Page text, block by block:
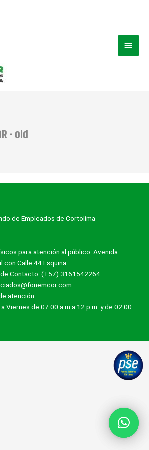
- old
de Empleados de Cortolima
para atención al público: Avenida
con Calle 44 Esquina
Contacto: (+57) 3161542264
atención:
de 07:00 a.m a 12 p.m. y de 02:00